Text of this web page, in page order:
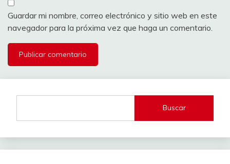
Guardar mi nombre, correo electrónico y sitio web en este
navegador para la próxima vez que haga un comentario.
Buscar